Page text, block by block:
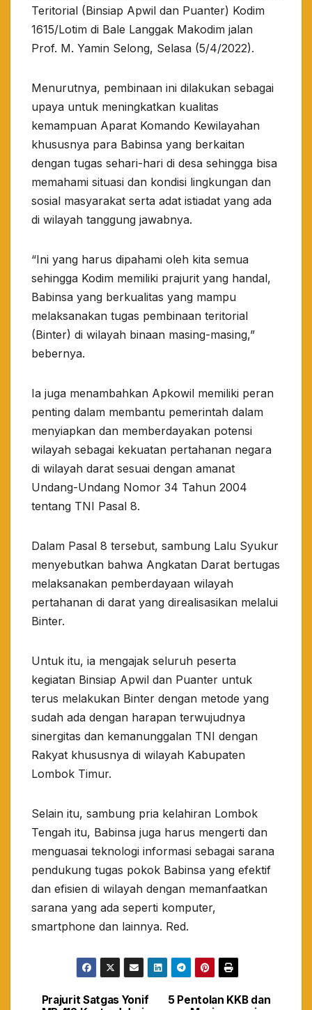
Teritorial (Binsiap Apwil dan Puanter) Kodim
1615/Lotim di Bale Langgak Makodim jalan
Prof. M. Yamin Selong, Selasa (5/4/2022).
Menurutnya, pembinaan ini dilakukan sebagai
upaya untuk meningkatkan kualitas
kemampuan Aparat Komando Kewilayahan
khususnya para Babinsa yang berkaitan
dengan tugas sehari-hari di desa sehingga bisa
memahami situasi dan kondisi lingkungan dan
sosial masyarakat serta adat istiadat yang ada
di wilayah tanggung jawabnya.
“Ini yang harus dipahami oleh kita semua
sehingga Kodim memiliki prajurit yang handal,
Babinsa yang berkualitas yang mampu
melaksanakan tugas pembinaan teritorial
(Binter) di wilayah binaan masing-masing,”
bebernya.
Ia juga menambahkan Apkowil memiliki peran
penting dalam membantu pemerintah dalam
menyiapkan dan memberdayakan potensi
wilayah sebagai kekuatan pertahanan negara
di wilayah darat sesuai dengan amanat
Undang-Undang Nomor 34 Tahun 2004
tentang TNI Pasal 8.
Dalam Pasal 8 tersebut, sambung Lalu Syukur
menyebutkan bahwa Angkatan Darat bertugas
melaksanakan pemberdayaan wilayah
pertahanan di darat yang direalisasikan melalui
Binter.
Untuk itu, ia mengajak seluruh peserta
kegiatan Binsiap Apwil dan Puanter untuk
terus melakukan Binter dengan metode yang
sudah ada dengan harapan terwujudnya
sinergitas dan kemanunggalan TNI dengan
Rakyat khususnya di wilayah Kabupaten
Lombok Timur.
Selain itu, sambung pria kelahiran Lombok
Tengah itu, Babinsa juga harus mengerti dan
menguasai teknologi informasi sebagai sarana
pendukung tugas pokok Babinsa yang efektif
dan efisien di wilayah dengan memanfaatkan
sarana yang ada seperti komputer,
smartphone dan lainnya. Red.
5 Pentolan KKB dan
Prajurit Satgas Yonif